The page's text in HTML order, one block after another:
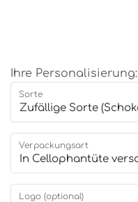
Ihre Personalisierung:
Sorte
Verpackungsart
Logo (optional)